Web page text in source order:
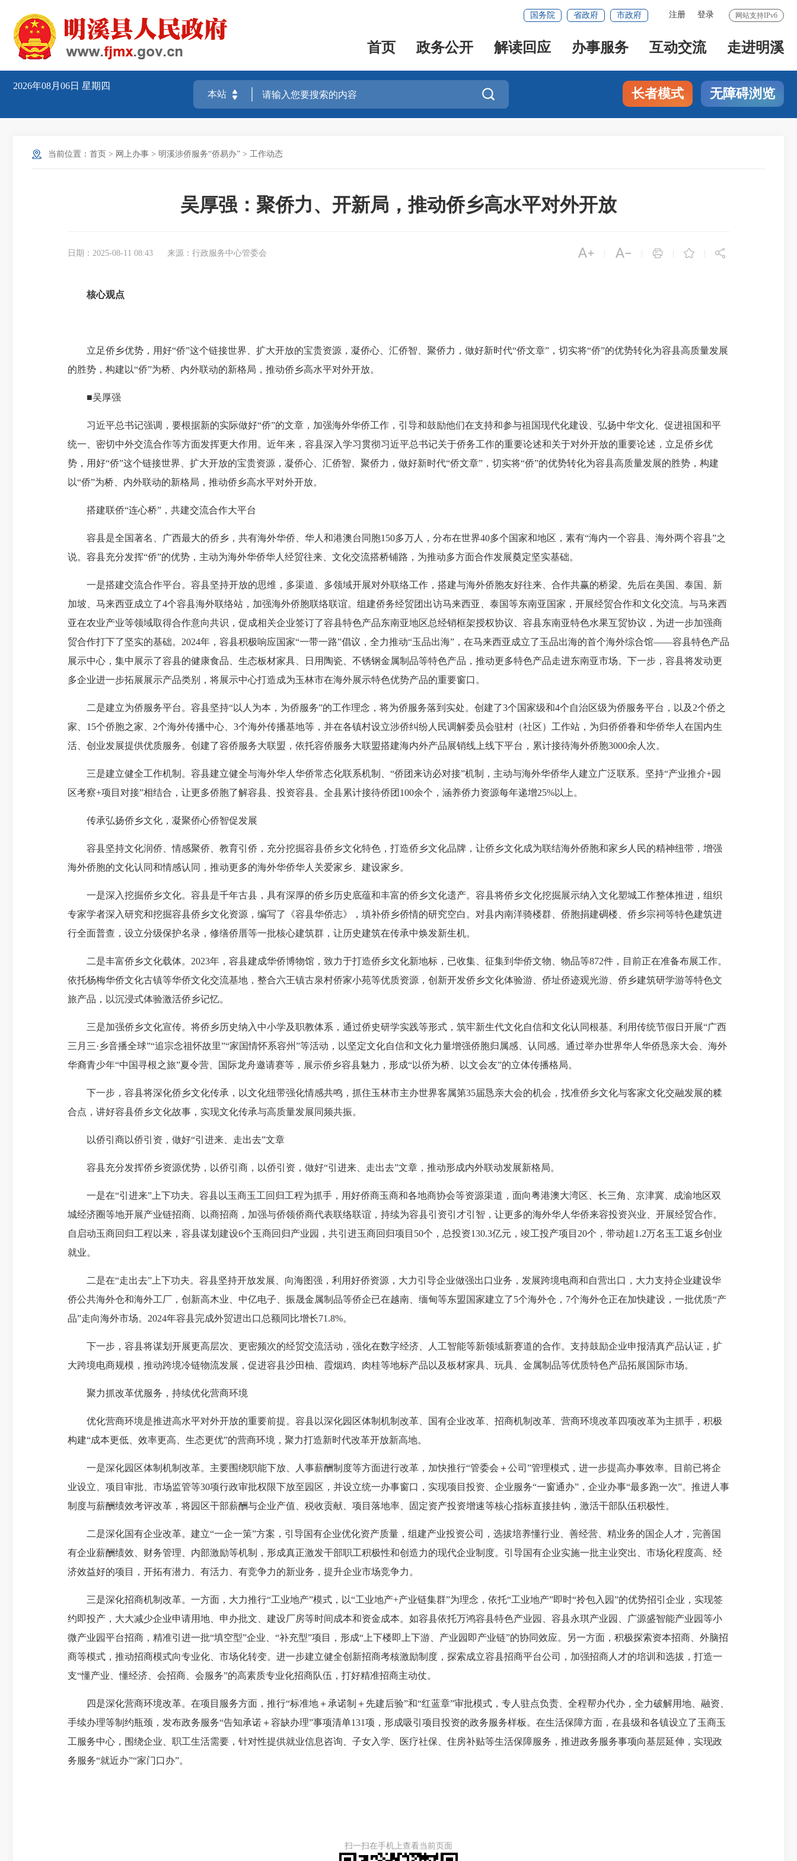
网站支持IPv6
注册 登录
国务院 省政府 市政府
首页 政务公开 解读回应 办事服务 互动交流 走进明溪
2026年08月06日 星期四
 长者模式 无障碍浏览
当前位置： 首页 > 网上办事 > 明溪涉侨服务“侨易办” > 工作动态
吴厚强：聚侨力、开新局，推动侨乡高水平对外开放
日期：2025-08-11 08:43 来源：行政服务中心管委会     
核心观点
立足侨乡优势，用好“侨”这个链接世界、扩大开放的宝贵资源，凝侨心、汇侨智、聚侨力，做好新时代“侨文章”，切实将“侨”的优势转化为容县高质量发展
的胜势，构建以“侨”为桥、内外联动的新格局，推动侨乡高水平对外开放。
■吴厚强
习近平总书记强调，要根据新的实际做好“侨”的文章，加强海外华侨工作，引导和鼓励他们在支持和参与祖国现代化建设、弘扬中华文化、促进祖国和平
统一、密切中外交流合作等方面发挥更大作用。近年来，容县深入学习贯彻习近平总书记关于侨务工作的重要论述和关于对外开放的重要论述，立足侨乡优
势，用好“侨”这个链接世界、扩大开放的宝贵资源，凝侨心、汇侨智、聚侨力，做好新时代“侨文章”，切实将“侨”的优势转化为容县高质量发展的胜势，构建
以“侨”为桥、内外联动的新格局，推动侨乡高水平对外开放。
搭建联侨“连心桥”，共建交流合作大平台
容县是全国著名、广西最大的侨乡，共有海外华侨、华人和港澳台同胞150多万人，分布在世界40多个国家和地区，素有“海内一个容县、海外两个容县”之
说。容县充分发挥“侨”的优势，主动为海外华侨华人经贸往来、文化交流搭桥铺路，为推动多方面合作发展奠定坚实基础。
一是搭建交流合作平台。容县坚持开放的思维，多渠道、多领域开展对外联络工作，搭建与海外侨胞友好往来、合作共赢的桥梁。先后在美国、泰国、新
加坡、马来西亚成立了4个容县海外联络站，加强海外侨胞联络联谊。组建侨务经贸团出访马来西亚、泰国等东南亚国家，开展经贸合作和文化交流。与马来西
亚在农业产业等领域取得合作意向共识，促成相关企业签订了容县特色产品东南亚地区总经销框架授权协议、容县东南亚特色水果互贸协议，为进一步加强商
贸合作打下了坚实的基础。2024年，容县积极响应国家“一带一路”倡议，全力推动“玉品出海”，在马来西亚成立了玉品出海的首个海外综合馆——容县特色产品
展示中心，集中展示了容县的健康食品、生态板材家具、日用陶瓷、不锈钢金属制品等特色产品，推动更多特色产品走进东南亚市场。下一步，容县将发动更
多企业进一步拓展展示产品类别，将展示中心打造成为玉林市在海外展示特色优势产品的重要窗口。
二是建立为侨服务平台。容县坚持“以人为本，为侨服务”的工作理念，将为侨服务落到实处。创建了3个国家级和4个自治区级为侨服务平台，以及2个侨之
家、15个侨胞之家、2个海外传播中心、3个海外传播基地等，并在各镇村设立涉侨纠纷人民调解委员会驻村（社区）工作站，为归侨侨眷和华侨华人在国内生
活、创业发展提供优质服务。创建了容侨服务大联盟，依托容侨服务大联盟搭建海内外产品展销线上线下平台，累计接待海外侨胞3000余人次。
三是建立健全工作机制。容县建立健全与海外华人华侨常态化联系机制、“侨团来访必对接”机制，主动与海外华侨华人建立广泛联系。坚持“产业推介+园
区考察+项目对接”相结合，让更多侨胞了解容县、投资容县。全县累计接待侨团100余个，涵养侨力资源每年递增25%以上。
传承弘扬侨乡文化，凝聚侨心侨智促发展
容县坚持文化润侨、情感聚侨、教育引侨，充分挖掘容县侨乡文化特色，打造侨乡文化品牌，让侨乡文化成为联结海外侨胞和家乡人民的精神纽带，增强
海外侨胞的文化认同和情感认同，推动更多的海外华侨华人关爱家乡、建设家乡。
一是深入挖掘侨乡文化。容县是千年古县，具有深厚的侨乡历史底蕴和丰富的侨乡文化遗产。容县将侨乡文化挖掘展示纳入文化塑城工作整体推进，组织
专家学者深入研究和挖掘容县侨乡文化资源，编写了《容县华侨志》，填补侨乡侨情的研究空白。对县内南洋骑楼群、侨胞捐建碉楼、侨乡宗祠等特色建筑进
行全面普查，设立分级保护名录，修缮侨厝等一批核心建筑群，让历史建筑在传承中焕发新生机。
二是丰富侨乡文化载体。2023年，容县建成华侨博物馆，致力于打造侨乡文化新地标，已收集、征集到华侨文物、物品等872件，目前正在准备布展工作。
依托杨梅华侨文化古镇等华侨文化交流基地，整合六王镇古泉村侨家小苑等优质资源，创新开发侨乡文化体验游、侨址侨迹观光游、侨乡建筑研学游等特色文
旅产品，以沉浸式体验激活侨乡记忆。
三是加强侨乡文化宣传。将侨乡历史纳入中小学及职教体系，通过侨史研学实践等形式，筑牢新生代文化自信和文化认同根基。利用传统节假日开展“广西
三月三·乡音播全球”“追宗念祖怀故里”“家国情怀系容州”等活动，以坚定文化自信和文化力量增强侨胞归属感、认同感。通过举办世界华人华侨恳亲大会、海外
华裔青少年“中国寻根之旅”夏令营、国际龙舟邀请赛等，展示侨乡容县魅力，形成“以侨为桥、以文会友”的立体传播格局。
下一步，容县将深化侨乡文化传承，以文化纽带强化情感共鸣，抓住玉林市主办世界客属第35届恳亲大会的机会，找准侨乡文化与客家文化交融发展的糅
合点，讲好容县侨乡文化故事，实现文化传承与高质量发展同频共振。
以侨引商以侨引资，做好“引进来、走出去”文章
容县充分发挥侨乡资源优势，以侨引商，以侨引资，做好“引进来、走出去”文章，推动形成内外联动发展新格局。
一是在“引进来”上下功夫。容县以玉商玉工回归工程为抓手，用好侨商玉商和各地商协会等资源渠道，面向粤港澳大湾区、长三角、京津冀、成渝地区双
城经济圈等地开展产业链招商、以商招商，加强与侨领侨商代表联络联谊，持续为容县引资引才引智，让更多的海外华人华侨来容投资兴业、开展经贸合作。
自启动玉商回归工程以来，容县谋划建设6个玉商回归产业园，共引进玉商回归项目50个，总投资130.3亿元，竣工投产项目20个，带动超1.2万名玉工返乡创业
就业。
二是在“走出去”上下功夫。容县坚持开放发展、向海图强，利用好侨资源，大力引导企业做强出口业务，发展跨境电商和自营出口，大力支持企业建设华
侨公共海外仓和海外工厂，创新高木业、中亿电子、振晟金属制品等侨企已在越南、缅甸等东盟国家建立了5个海外仓，7个海外仓正在加快建设，一批优质“产
品”走向海外市场。2024年容县完成外贸进出口总额同比增长71.8%。
下一步，容县将谋划开展更高层次、更密频次的经贸交流活动，强化在数字经济、人工智能等新领域新赛道的合作。支持鼓励企业申报清真产品认证，扩
大跨境电商规模，推动跨境冷链物流发展，促进容县沙田柚、霞烟鸡、肉桂等地标产品以及板材家具、玩具、金属制品等优质特色产品拓展国际市场。
聚力抓改革优服务，持续优化营商环境
优化营商环境是推进高水平对外开放的重要前提。容县以深化园区体制机制改革、国有企业改革、招商机制改革、营商环境改革四项改革为主抓手，积极
构建“成本更低、效率更高、生态更优”的营商环境，聚力打造新时代改革开放新高地。
一是深化园区体制机制改革。主要围绕职能下放、人事薪酬制度等方面进行改革，加快推行“管委会＋公司”管理模式，进一步提高办事效率。目前已将企
业设立、项目审批、市场监管等30项行政审批权限下放至园区，并设立统一办事窗口，实现项目投资、企业服务“一窗通办”，企业办事“最多跑一次”。推进人事
制度与薪酬绩效考评改革，将园区干部薪酬与企业产值、税收贡献、项目落地率、固定资产投资增速等核心指标直接挂钩，激活干部队伍积极性。
二是深化国有企业改革。建立“一企一策”方案，引导国有企业优化资产质量，组建产业投资公司，选拔培养懂行业、善经营、精业务的国企人才，完善国
有企业薪酬绩效、财务管理、内部激励等机制，形成真正激发干部职工积极性和创造力的现代企业制度。引导国有企业实施一批主业突出、市场化程度高、经
济效益好的项目，开拓有潜力、有活力、有竞争力的新业务，提升企业市场竞争力。
三是深化招商机制改革。一方面，大力推行“工业地产”模式，以“工业地产+产业链集群”为理念，依托“工业地产”即时“拎包入园”的优势招引企业，实现签
约即投产，大大减少企业申请用地、申办批文、建设厂房等时间成本和资金成本。如容县依托万鸿容县特色产业园、容县永琪产业园、广源盛智能产业园等小
微产业园平台招商，精准引进一批“填空型”企业、“补充型”项目，形成“上下楼即上下游、产业园即产业链”的协同效应。另一方面，积极探索资本招商、外脑招
商等模式，推动招商模式向专业化、市场化转变。进一步建立健全创新招商考核激励制度，探索成立容县招商平台公司，加强招商人才的培训和选拔，打造一
支“懂产业、懂经济、会招商、会服务”的高素质专业化招商队伍，打好精准招商主动仗。
四是深化营商环境改革。在项目服务方面，推行“标准地＋承诺制＋先建后验”和“红蓝章”审批模式，专人驻点负责、全程帮办代办，全力破解用地、融资、
手续办理等制约瓶颈，发布政务服务“告知承诺＋容缺办理”事项清单131项，形成吸引项目投资的政务服务样板。在生活保障方面，在县级和各镇设立了玉商玉
工服务中心，围绕企业、职工生活需要，针对性提供就业信息咨询、子女入学、医疗社保、住房补贴等生活保障服务，推进政务服务事项向基层延伸，实现政
务服务“就近办”“家门口办”。
扫一扫在手机上查看当前页面